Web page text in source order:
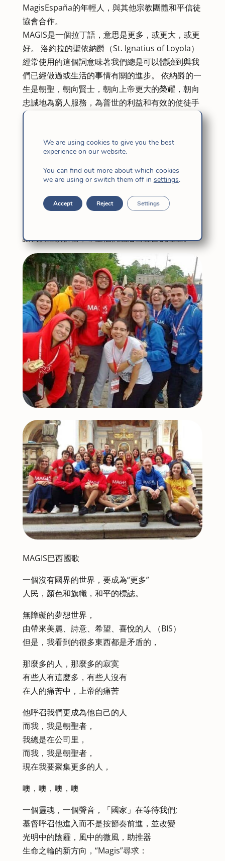
MagisEspaña的年輕人，與其他宗教團體和平信徒
協會合作。
MAGIS是一個拉丁語，意思是更多，或更大，或更
好。 洛約拉的聖依納爵（St. Ignatius of Loyola）
經常使用的這個詞意味著我們總是可以體驗到與我
們已經做過或生活的事情有關的進步。 依納爵的一
生是朝聖，朝向賢士，朝向上帝更大的榮耀，朝向
忠誠地為窮人服務，為普世的利益和有效的使徒手
段朝聖。
不滿足於現有現實的人，因為他有發現、重新定義
和實現魔術師的衝動。 希望找到賢士的人必須尋
求、發現並承擔風險，以克服已經知道的、定義的
和預期的，始終是為了更大的利益、更偉大的愛和
更公正的愛。
我們祈禱並再次團結心靈，為一種涉及許多民族和
讓我們繼續祈禱，希望他們能活出豐富的經歷。
MAGIS巴西國歌
一個沒有國界的世界，要成為“更多”
人民，顏色和旗幟，和平的標誌。
無障礙的夢想世界，
由帶來美麗、詩意、希望、喜悅的人 （BIS）
但是，我看到的很多東西都是矛盾的，
那麼多的人，那麼多的寂寞
有些人有這麼多，有些人沒有
在人的痛苦中，上帝的痛苦
他呼召我們更成為他自己的人
而我，我是朝聖者，
我總是在公司里，
而我，我是朝聖者，
現在我要聚集更多的人，
噢，噢，噢，噢
一個靈魂，一個聲音，「國家」在等待我們;
基督呼召他進入而不是按節奏前進，並改變
光明中的陰霾，風中的微風，助推器
生命之輪的新方向，“Magis”尋求：
We are using cookies to give you the best
experience on our website.
You can find out more about which cookies
we are using or switch them off in settings.
Accept Reject Settings